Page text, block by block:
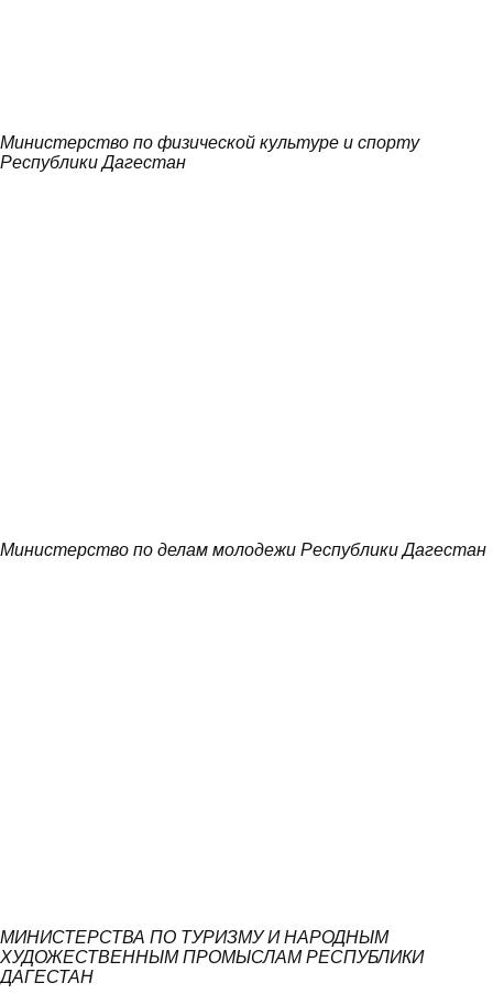
Министерство по физической культуре и спорту
Республики Дагестан
Министерство по делам молодежи Республики Дагестан
МИНИСТЕРСТВА ПО ТУРИЗМУ И НАРОДНЫМ
ХУДОЖЕСТВЕННЫМ ПРОМЫСЛАМ РЕСПУБЛИКИ
ДАГЕСТАН